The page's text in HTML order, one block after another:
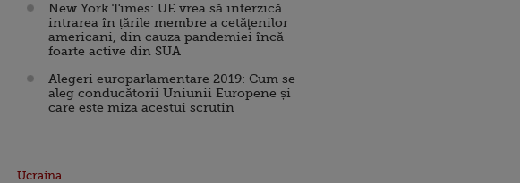
New York Times: UE vrea să interzică
intrarea în țările membre a cetăţenilor
americani, din cauza pandemiei încă
foarte active din SUA
Alegeri europarlamentare 2019: Cum se
aleg conducătorii Uniunii Europene și
care este miza acestui scrutin
Ucraina